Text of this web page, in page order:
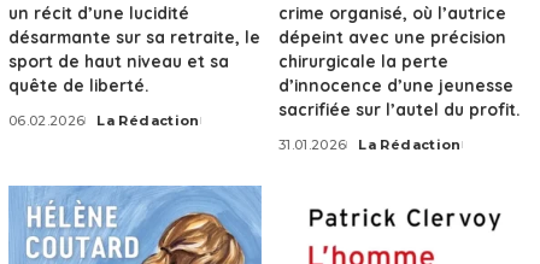
un récit d’une lucidité
désarmante sur sa retraite, le
sport de haut niveau et sa
quête de liberté.
06.02.2026
Posted
La Rédaction
crime organisé, où l’autrice
dépeint avec une précision
chirurgicale la perte
d’innocence d’une jeunesse
sacrifiée sur l’autel du profit.
31.01.2026
Posted
La Rédaction